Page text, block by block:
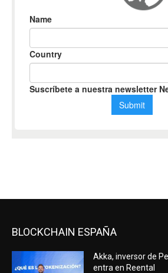
BLOCKCHAIN ESPAÑA
Akka, inversor de
entra en Reental